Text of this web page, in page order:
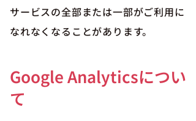
サービスの全部または一部がご利用に
なれなくなることがあります。
Google Analyticsについ
て